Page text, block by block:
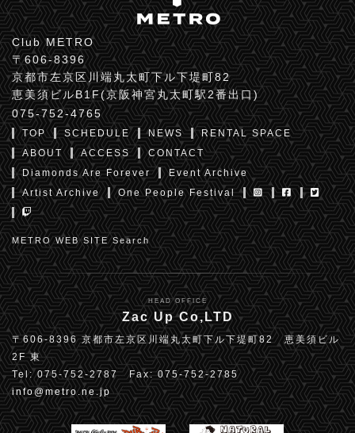
Club METRO
〒606-8396
京都市左京区川端丸太町下ル下堤町82
恵美須ビルB1F(京阪神宮丸太町駅2番出口)
075-752-4765
TOP SCHEDULE NEWS
RENTAL SPACE
ABOUT
ACCESS
CONTACT
Diamonds Are Forever
Event Archive
Artist Archive
One People Festival
METRO WEB SITE Search
HEAD OFFICE
Zac Up Co,LTD
〒606-8396 京都市左京区川端丸太町下ル下堤町82 恵美須ビル
2F 東
Tel: 075-752-2787 Fax: 075-752-2785
info@metro.ne.jp